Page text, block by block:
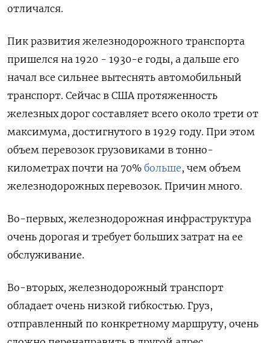
отличался.
Пик развития железнодорожного транспорта
пришелся на 1920 - 1930-е годы, а дальше его
начал все сильнее вытеснять автомобильный
транспорт. Сейчас в США протяженность
железных дорог составляет всего около трети от
максимума, достигнутого в 1929 году. При этом
объем перевозок грузовиками в тонно-
километрах почти на 70% больше, чем объем
железнодорожных перевозок. Причин много.
Во-первых, железнодорожная инфраструктура
очень дорогая и требует больших затрат на ее
обслуживание.
Во-вторых, железнодорожный транспорт
обладает очень низкой гибкостью. Груз,
отправленный по конкретному маршруту, очень